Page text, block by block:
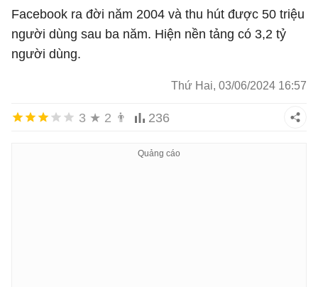
Facebook ra đời năm 2004 và thu hút được 50 triệu
người dùng sau ba năm. Hiện nền tảng có 3,2 tỷ
người dùng.
Thứ Hai, 03/06/2024 16:57
3 ★ 2 👨 236